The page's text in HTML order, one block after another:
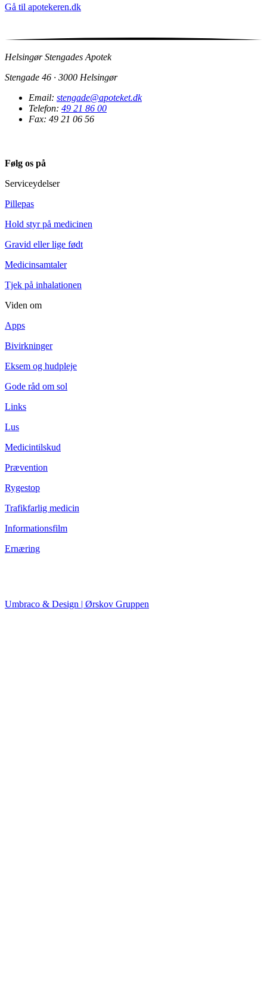
Gå til apotekeren.dk
Helsingør Stengades Apotek
Stengade 46 · 3000 Helsingør
Email: stengade@apoteket.dk
Telefon: 49 21 86 00
Fax: 49 21 06 56
Følg os på
Serviceydelser
Pillepas
Hold styr på medicinen
Gravid eller lige født
Medicinsamtaler
Tjek på inhalationen
Viden om
Apps
Bivirkninger
Eksem og hudpleje
Gode råd om sol
Links
Lus
Medicintilskud
Prævention
Rygestop
Trafikfarlig medicin
Informationsfilm
Ernæring
Umbraco & Design | Ørskov Gruppen